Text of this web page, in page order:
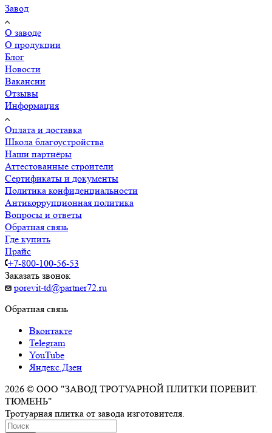
Завод
О заводе
О продукции
Блог
Новости
Вакансии
Отзывы
Информация
Оплата и доставка
Школа благоустройства
Наши партнёры
Аттестованные строители
Сертификаты и документы
Политика конфиденциальности
Антикоррупционная политика
Вопросы и ответы
Обратная связь
Где купить
Прайс
+7-800-100-56-53
Заказать звонок
porevit-td@partner72.ru
Обратная связь
Вконтакте
Telegram
YouTube
Яндекс.Дзен
2026 © ООО "ЗАВОД ТРОТУАРНОЙ ПЛИТКИ ПОРЕВИТ.
ТЮМЕНЬ"
Тротуарная плитка от завода изготовителя.